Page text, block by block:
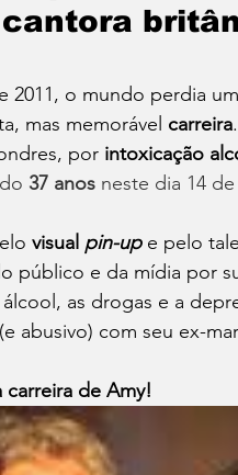
2011, o mundo perdia
mas memorável carreira
por intoxicação
37 anos neste dia 14
visual pin-up e pelo
público e da mídia por
as drogas e a
abusivo) com seu ex-
carreira de Amy!